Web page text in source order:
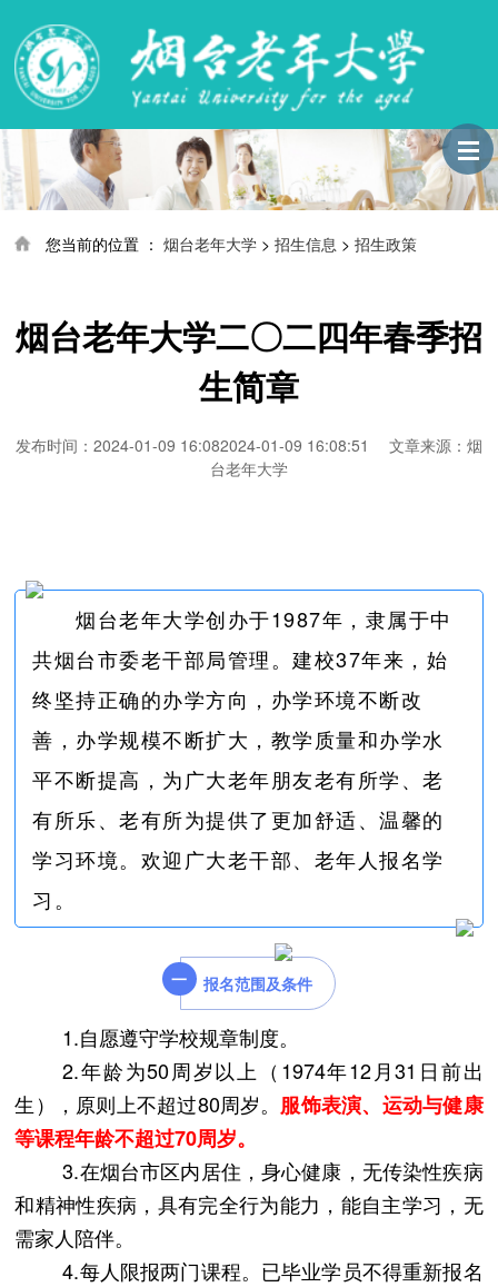
您当前的位置 ：烟台老年大学 >招生信息 >招生政策
烟台老年大学二〇二四年春季招
生简章
发布时间：2024-01-09 16:082024-01-09 16:08:51 文章来源：烟
台老年大学
烟台老年大学创办于1987年，隶属于中
共烟台市委老干部局管理。建校37年来，始
终坚持正确的办学方向，办学环境不断改
善，办学规模不断扩大，教学质量和办学水
平不断提高，为广大老年朋友老有所学、老
有所乐、老有所为提供了更加舒适、温馨的
学习环境。欢迎广大老干部、老年人报名学
习。
一 报名范围及条件
1.自愿遵守学校规章制度。
2.年龄为50周岁以上 （1974年12月31日前出
生）
，原则上不超过80周岁。 服饰表演、运动与健康
等课程年龄不超过70周岁。
3.在烟台市区内居住，身心健康，无传染性疾病
和精神性疾病，具有完全行为能力，能自主学习，无
需家人陪伴。
4.每人限报两门课程。已毕业学员不得重新报名